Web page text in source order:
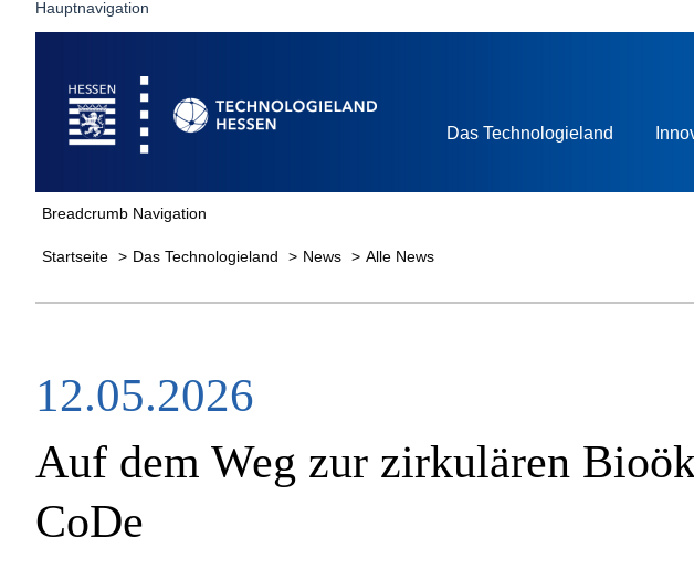
Hauptnavigation
Startseite
Das Technologieland
Breadcrumb Navigation
Startseite Das Technologieland News Alle News
12.05.2026
Auf dem Weg zur zirkulären
CoDe